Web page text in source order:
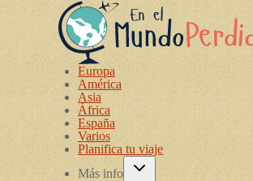
Europa
América
Asia
África
España
Varios
Planifica tu viaje
Más info